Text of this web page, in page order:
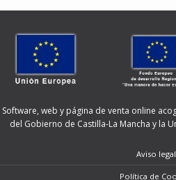
Software, web y página de venta online
del Gobierno de Castilla-La Mancha y la
Aviso legal
Política de